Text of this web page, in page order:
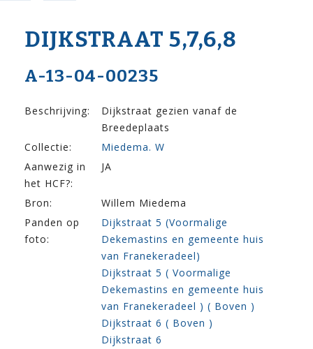
DIJK­STRAAT 5,7,6,8
A-13-04-00235
Beschrijving:
Dijkstraat gezien vanaf de
Breedeplaats
Collectie:
Miedema. W
Aanwezig in
het HCF?:
JA
Bron:
Willem Miedema
Panden op
foto:
Dijkstraat 5 (Voormalige
Dekemastins en gemeente huis
van Franekeradeel)
Dijkstraat 5 ( Voormalige
Dekemastins en gemeente huis
van Franekeradeel ) ( Boven )
Dijkstraat 6 ( Boven )
Dijkstraat 6